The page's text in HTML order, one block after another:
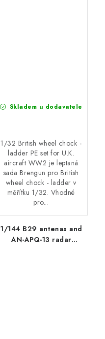
Skladem u dodavatele
1/32 British wheel chock -
ladder PE set for U.K.
aircraft WW2 je leptaná
sada Brengun pro British
wheel chock - ladder v
měřítku 1/32. Vhodné
pro...
1/144 B29 antenas and
AN-APQ-13 radar